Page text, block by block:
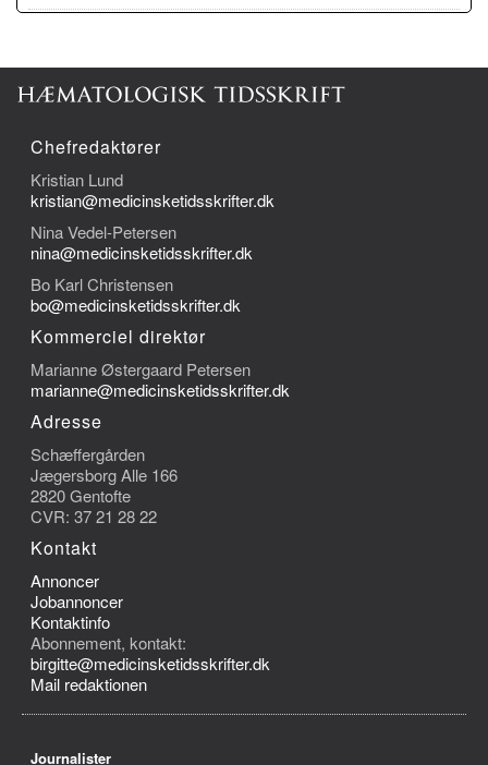
Chefredaktører
Kristian Lund
kristian@medicinsketidsskrifter.dk
Nina Vedel-Petersen
nina@medicinsketidsskrifter.dk
Bo Karl Christensen
bo@medicinsketidsskrifter.dk
Kommerciel direktør
Marianne Østergaard Petersen
marianne@medicinsketidsskrifter.dk
Adresse
Schæffergården
Jægersborg Alle 166
2820 Gentofte
CVR: 37 21 28 22
Kontakt
Annoncer
Jobannoncer
Kontaktinfo
Abonnement, kontakt:
birgitte@medicinsketidsskrifter.dk
Mail redaktionen
Journalister